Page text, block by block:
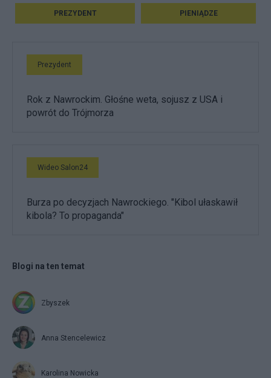
PREZYDENT PIENIĄDZE
Prezydent
Rok z Nawrockim. Głośne weta, sojusz z USA i
powrót do Trójmorza
Wideo Salon24
Burza po decyzjach Nawrockiego. "Kibol ułaskawił
kibola? To propaganda"
Blogi na ten temat
Zbyszek
Anna Stencelewicz
Karolina Nowicka